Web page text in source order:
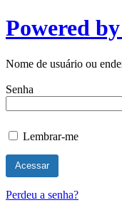
Powered
Nome de usuário ou
Senha
Lembrar-me
Perdeu a senha?